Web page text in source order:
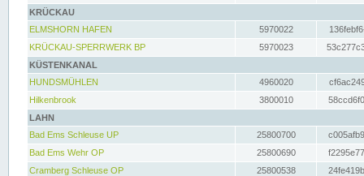
KRÜCKAU
ELMSHORN HAFEN
5970022
KRÜCKAU-SPERRWERK BP
5970023
KÜSTENKANAL
HUNDSMÜHLEN
4960020
Hilkenbrook
3800010
LAHN
Bad Ems Schleuse UP
25800700
Bad Ems Wehr OP
25800690
Cramberg Schleuse OP
25800538